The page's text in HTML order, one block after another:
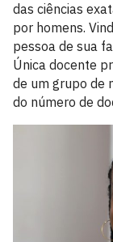
das ciências
por homens.
pessoa de sua
Única docente
de um grupo de
do número de